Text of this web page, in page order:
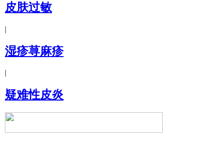
皮肤过敏
|
湿疹荨麻疹
|
疑难性皮炎